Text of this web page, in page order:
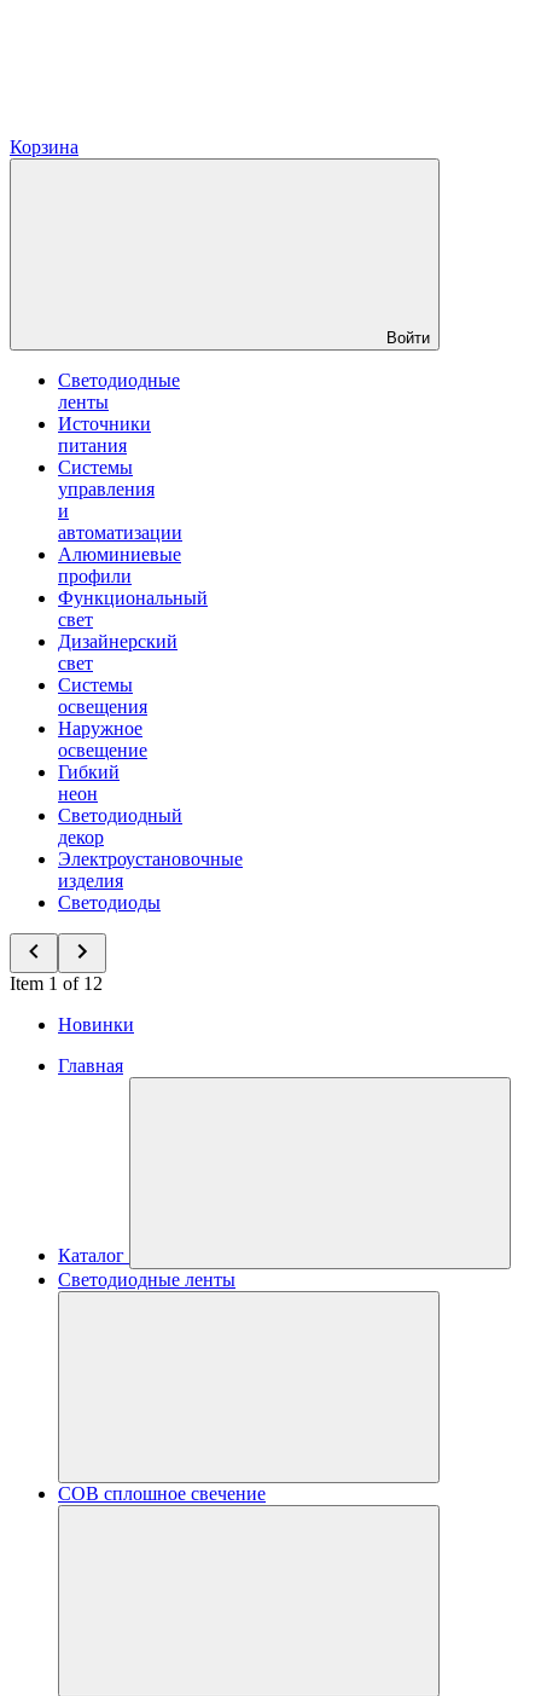
Корзина
Войти
Светодиодные
ленты
Источники
питания
Системы
управления
и
автоматизации
Алюминиевые
профили
Функциональный
свет
Дизайнерский
свет
Системы
освещения
Наружное
освещение
Гибкий
неон
Светодиодный
декор
Электроустановочные
изделия
Светодиоды
Item 1 of 12
Новинки
Главная
Каталог
Светодиодные ленты
COB сплошное свечение